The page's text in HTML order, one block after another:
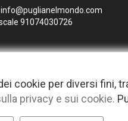
91074030726
Copyright Puglia nel mondo.
cookie per diversi fini,
privacy e sui cookie.